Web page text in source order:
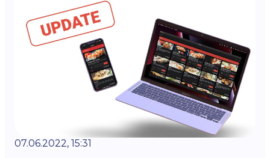
07.06.2022, 15:31